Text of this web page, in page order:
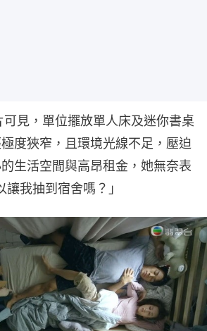
見，單位擺放單人床及迷你書桌
度狹窄，且環境光線不足，壓迫
生活空間與高昂租金，她無奈表
我抽到宿舍嗎？」